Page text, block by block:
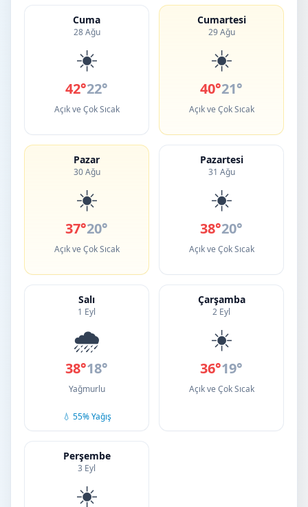
Cuma
28 Ağu
☀️
42°22°
Açık ve Çok Sıcak
Cumartesi
29 Ağu
☀️
40°21°
Açık ve Çok Sıcak
Pazar
30 Ağu
☀️
37°20°
Açık ve Çok Sıcak
Pazartesi
31 Ağu
☀️
38°20°
Açık ve Çok Sıcak
Salı
1 Eyl
🌧️
38°18°
Yağmurlu
💧 55% Yağış
Çarşamba
2 Eyl
☀️
36°19°
Açık ve Çok Sıcak
Perşembe
3 Eyl
☀️